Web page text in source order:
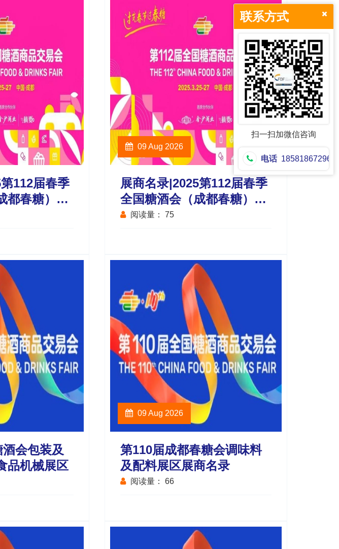
112届春季
都春糖）会
品馆
09 Aug 2026
展商名录|2025第112届春季
全国糖酒会（成都春糖）会
展中心国际葡萄酒及烈酒馆
阅读量： 75
会包装及
品机械展区
09 Aug 2026
第110届成都春糖会调味料
及配料展区展商名录
阅读量： 66
联系方式
扫一扫加微信咨询
电话 18581867296